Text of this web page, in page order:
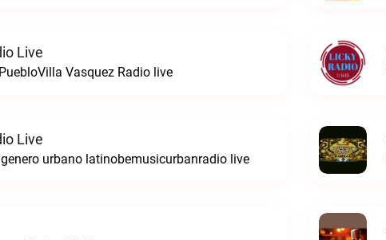
Live
Vasquez Radio live
Live
urbano latinobemusicurbanradio live